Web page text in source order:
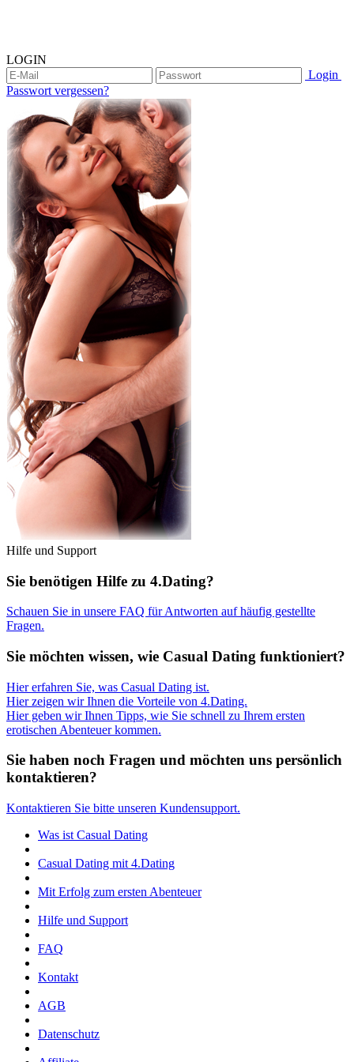
LOGIN
Login
Passwort vergessen?
Hilfe und Support
Sie benötigen Hilfe zu 4.Dating?
Schauen Sie in unsere FAQ für Antworten auf häufig gestellte
Fragen.
Sie möchten wissen, wie Casual Dating funktioniert?
Hier erfahren Sie, was Casual Dating ist.
Hier zeigen wir Ihnen die Vorteile von 4.Dating.
Hier geben wir Ihnen Tipps, wie Sie schnell zu Ihrem ersten
erotischen Abenteuer kommen.
Sie haben noch Fragen und möchten uns persönlich
kontaktieren?
Kontaktieren Sie bitte unseren Kundensupport.
Was ist Casual Dating
Casual Dating mit 4.Dating
Mit Erfolg zum ersten Abenteuer
Hilfe und Support
FAQ
Kontakt
AGB
Datenschutz